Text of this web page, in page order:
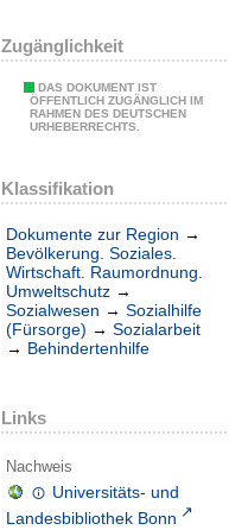
Zugänglichkeit
DAS DOKUMENT IST
ÖFFENTLICH ZUGÄNGLICH IM
RAHMEN DES DEUTSCHEN
URHEBERRECHTS.
Klassifikation
Dokumente zur Region →
Bevölkerung. Soziales.
Wirtschaft. Raumordnung.
Umweltschutz →
Sozialwesen → Sozialhilfe
(Fürsorge) → Sozialarbeit
→ Behindertenhilfe
Links
Nachweis
Universitäts- und
Landesbibliothek Bonn